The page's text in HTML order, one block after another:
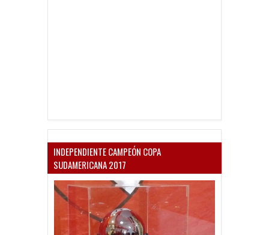
INDEPENDIENTE CAMPEÓN COPA
SUDAMERICANA 2017